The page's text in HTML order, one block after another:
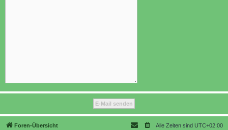
Foren-Übersicht Alle Zeiten sind UTC+02:00